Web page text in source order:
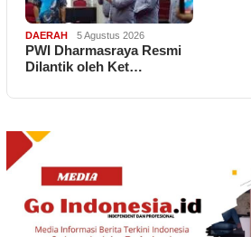
DAERAH 5 Agustus 2026
PWI Dharmasraya Resmi
Dilantik oleh Ket…